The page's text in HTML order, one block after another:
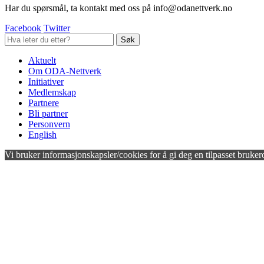
Har du spørsmål, ta kontakt med oss på info@odanettverk.no
Facebook Twitter
Aktuelt
Om ODA-Nettverk
Initiativer
Medlemskap
Partnere
Bli partner
Personvern
English
Vi bruker informasjonskapsler/cookies for å gi deg en tilpasset